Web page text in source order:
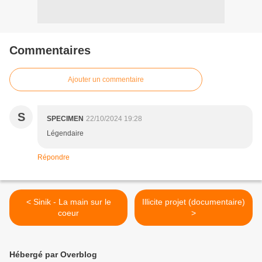
Commentaires
Ajouter un commentaire
S SPECIMEN 22/10/2024 19:28
Légendaire
Répondre
< Sinik - La main sur le
coeur
Illicite projet (documentaire)
>
Hébergé par Overblog